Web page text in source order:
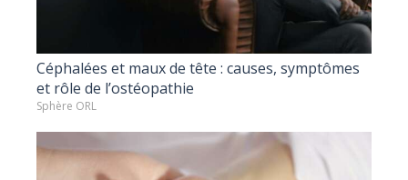
Céphalées et maux de tête : causes, symptômes
et rôle de l’ostéopathie
Sphère ORL